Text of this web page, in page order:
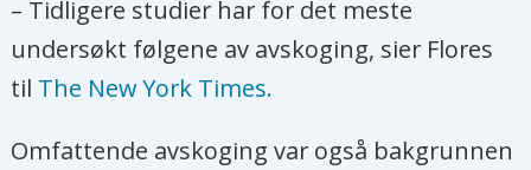
Amazonas, en av de største i verden.
Områder i Amazonas er de mest
Regnskogen antas å være hjem for
– Tidligere studier har for det meste
undersøkt følgene av avskoging, sier Flores
til The New York Times.
Omfattende avskoging var også bakgrunnen